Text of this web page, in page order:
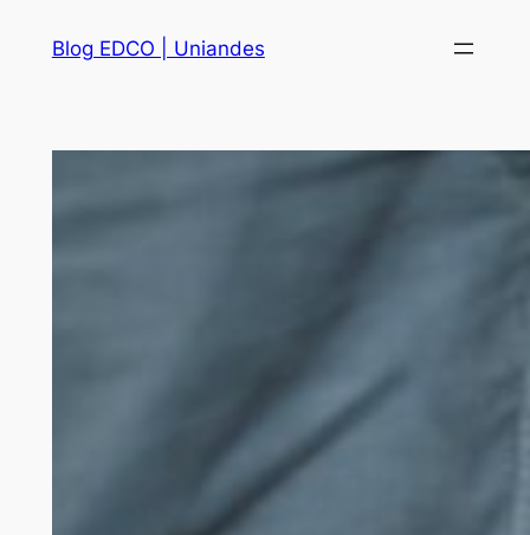
Blog EDCO | Uniandes